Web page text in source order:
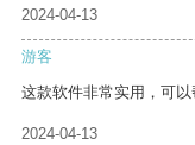
2024-04-13
游客
这款软件非常实用，可以
2024-04-13